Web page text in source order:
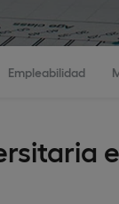
Empleabilidad